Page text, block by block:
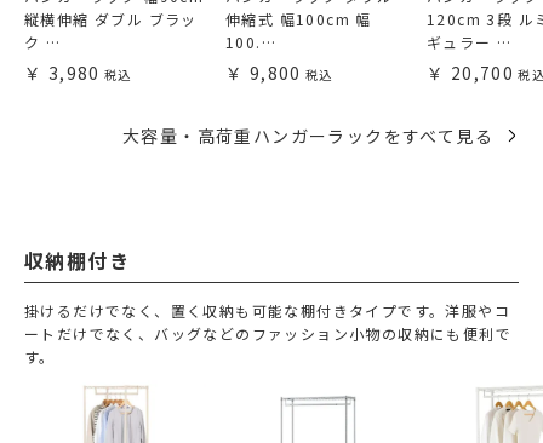
縦横伸縮 ダブル ブラッ
ク …
3,980
伸縮式 幅100cm 幅
100.…
9,800
120cm 3段 ル
ギュラー …
20,700
大容量・高荷重ハンガーラックをすべて見る
収納棚付き
掛けるだけでなく、置く収納も可能な棚付きタイプです。洋服やコ
ートだけでなく、バッグなどのファッション小物の収納にも便利で
す。